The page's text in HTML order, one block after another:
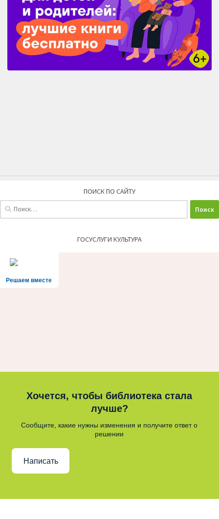
ПОИСК ПО САЙТУ
ГОСУСЛУГИ КУЛЬТУРА
Решаем вместе
Хочется, чтобы библиотека стала
лучше?
Сообщите, какие нужны изменения и получите ответ о
решении
Написать